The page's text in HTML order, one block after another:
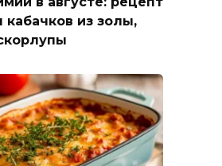
кабачков из золы,